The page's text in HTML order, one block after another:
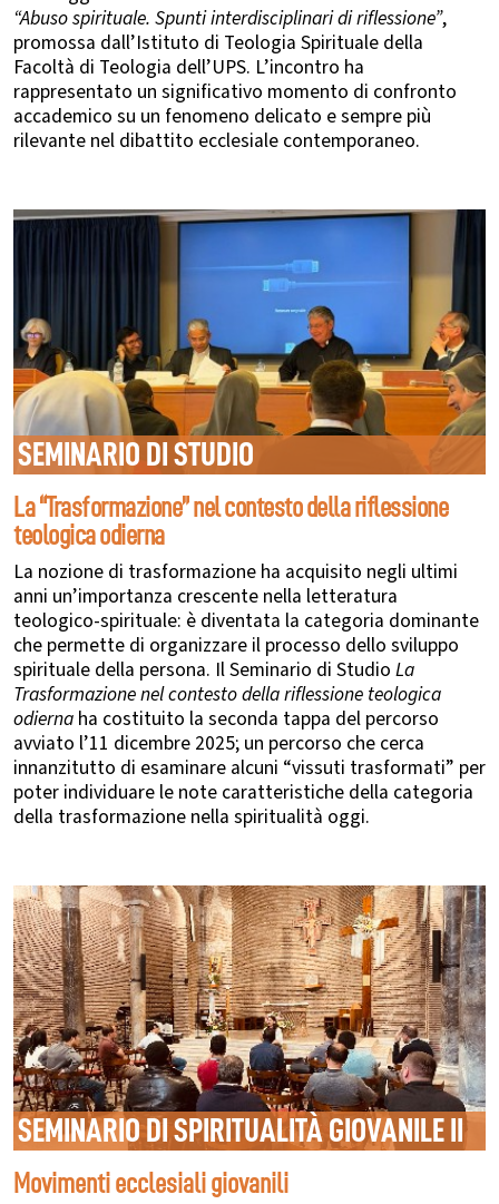
“Abuso spirituale. Spunti interdisciplinari di riflessione”,
promossa dall’Istituto di Teologia Spirituale della
Facoltà di Teologia dell’UPS. L’incontro ha
rappresentato un significativo momento di confronto
accademico su un fenomeno delicato e sempre più
rilevante nel dibattito ecclesiale contemporaneo.
SEMINARIO DI STUDIO
La “Trasformazione” nel contesto della riflessione
teologica odierna
La nozione di trasformazione ha acquisito negli ultimi
anni un’importanza crescente nella letteratura
teologico-spirituale: è diventata la categoria dominante
che permette di organizzare il processo dello sviluppo
spirituale della persona. Il Seminario di Studio La
Trasformazione nel contesto della riflessione teologica
odierna ha costituito la seconda tappa del percorso
avviato l’11 dicembre 2025; un percorso che cerca
innanzitutto di esaminare alcuni “vissuti trasformati” per
poter individuare le note caratteristiche della categoria
della trasformazione nella spiritualità oggi.
SEMINARIO DI SPIRITUALITÀ GIOVANILE II
Movimenti ecclesiali giovanili